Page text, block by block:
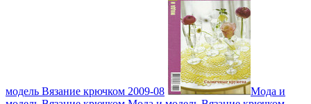
модель Вязание крючком 2009-08
Мода и